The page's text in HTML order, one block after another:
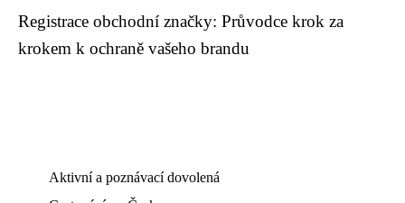
Registrace obchodní značky: Průvodce krok za
krokem k ochraně vašeho brandu
Aktivní a poznávací dovolená